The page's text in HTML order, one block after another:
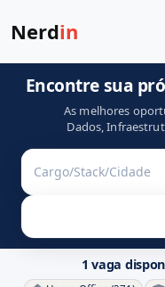
Nerdin
Encontre sua
As melhores
Dados,
1 vaga